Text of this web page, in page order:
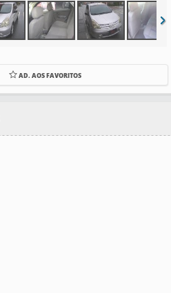
AD. AOS FAVORITOS